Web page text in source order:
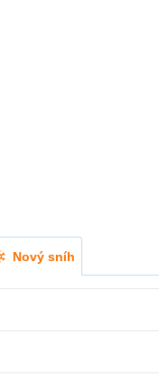
Nový sníh